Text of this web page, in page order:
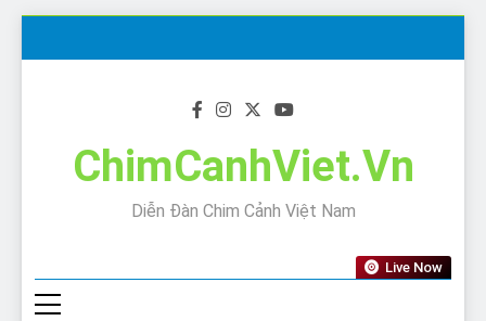
ChimCanhViet.Vn
Diễn Đàn Chim Cảnh Việt Nam
Live Now